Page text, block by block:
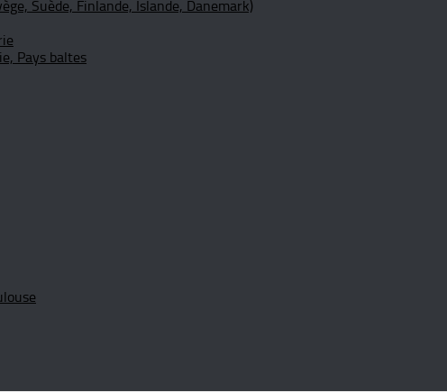
Suède, Finlande, Islande, Danemark)
Pays baltes